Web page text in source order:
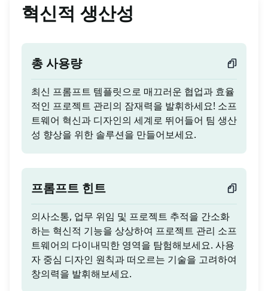
혁신적 생산성
총 사용량
최신 프롬프트 템플릿으로 매끄러운 협업과 효율
적인 프로젝트 관리의 잠재력을 발휘하세요! 소프
트웨어 혁신과 디자인의 세계로 뛰어들어 팀 생산
성 향상을 위한 솔루션을 만들어보세요.
프롬프트 힌트
의사소통, 업무 위임 및 프로젝트 추적을 간소화
하는 혁신적 기능을 상상하여 프로젝트 관리 소프
트웨어의 다이내믹한 영역을 탐험해보세요. 사용
자 중심 디자인 원칙과 떠오르는 기술을 고려하여
창의력을 발휘해보세요.